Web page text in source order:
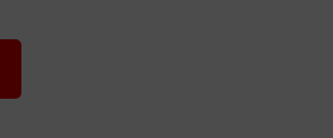
para a MSF